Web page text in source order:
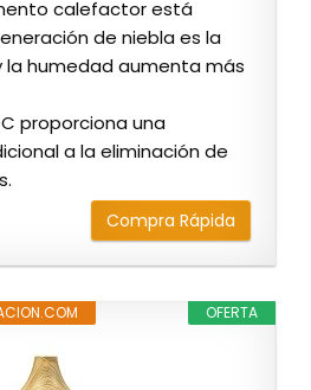
calefactor está
de niebla es la
humedad aumenta más
proporciona una
a la eliminación de
Compra Rápida
OFERTA